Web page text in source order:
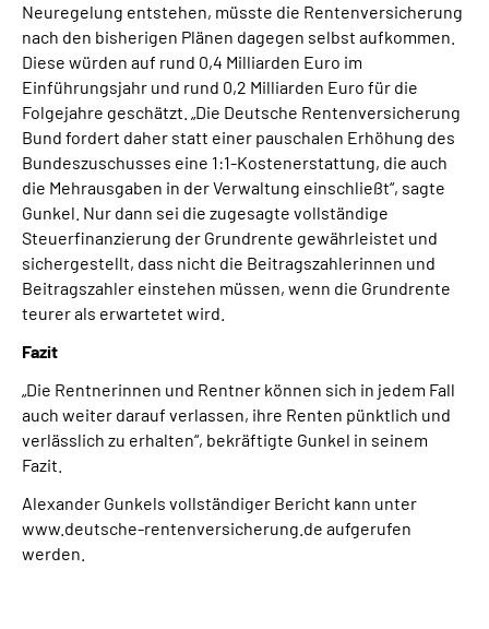
Neuregelung entstehen, müsste die Rentenversicherung
nach den bisherigen Plänen dagegen selbst aufkommen.
Diese würden auf rund 0,4 Milliarden Euro im
Einführungsjahr und rund 0,2 Milliarden Euro für die
Folgejahre geschätzt. „Die Deutsche Rentenversicherung
Bund fordert daher statt einer pauschalen Erhöhung des
Bundeszuschusses eine 1:1-Kostenerstattung, die auch
die Mehrausgaben in der Verwaltung einschließt“, sagte
Gunkel. Nur dann sei die zugesagte vollständige
Steuerfinanzierung der Grundrente gewährleistet und
sichergestellt, dass nicht die Beitragszahlerinnen und
Beitragszahler einstehen müssen, wenn die Grundrente
teurer als erwartetet wird.
Fazit
„Die Rentnerinnen und Rentner können sich in jedem Fall
auch weiter darauf verlassen, ihre Renten pünktlich und
verlässlich zu erhalten“, bekräftigte Gunkel in seinem
Fazit.
Alexander Gunkels vollständiger Bericht kann unter
www.deutsche-rentenversicherung.de aufgerufen
werden.